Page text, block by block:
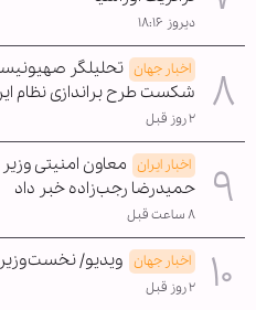
دیروز ۱۸:۱۶
اخبار جهان تحلیلگر
شکست طرح براندازی نظام
۲ روز قبل
اخبار ایران معاون امنیتی
حمیدرضا رجب‌زاده خبر داد
۸ ساعت قبل
اخبار جهان ویدیو/ نخست‌وزیر
۲ روز قبل